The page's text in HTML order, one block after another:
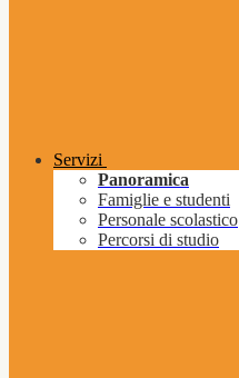
Servizi
Panoramica
Famiglie e studenti
Personale scolastico
Percorsi di studio